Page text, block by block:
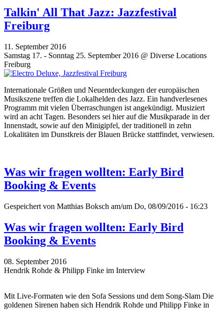
Talkin' All That Jazz: Jazzfestival
Freiburg
11. September 2016
Samstag 17. - Sonntag 25. September 2016 @ Diverse Locations
Freiburg
Internationale Größen und Neuentdeckungen der europäischen
Musikszene treffen die Lokalhelden des Jazz. Ein handverlesenes
Programm mit vielen Überraschungen ist angekündigt. Musiziert
wird an acht Tagen. Besonders sei hier auf die Musikparade in der
Innenstadt, sowie auf den Minigipfel, der traditionell in zehn
Lokalitäten im Dunstkreis der Blauen Brücke stattfindet, verwiesen.
Was wir fragen wollten: Early Bird
Booking & Events
Gespeichert von Matthias Boksch am/um Do, 08/09/2016 - 16:23
Was wir fragen wollten: Early Bird
Booking & Events
08. September 2016
Hendrik Rohde & Philipp Finke im Interview
Mit Live-Formaten wie den Sofa Sessions und dem Song-Slam Die
goldenen Sirenen haben sich Hendrik Rohde und Philipp Finke in